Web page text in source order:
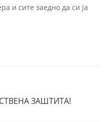
и сите заедно да си ја
ЗАШТИТА!